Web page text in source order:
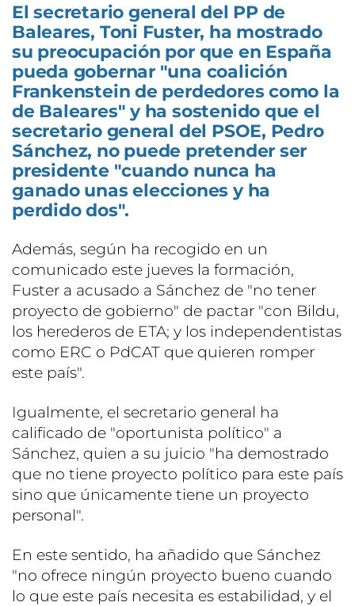
El secretario general del PP de
Baleares, Toni Fuster, ha mostrado
su preocupación por que en España
pueda gobernar "una coalición
Frankenstein de perdedores como la
de Baleares" y ha sostenido que el
secretario general del PSOE, Pedro
Sánchez, no puede pretender ser
presidente "cuando nunca ha
ganado unas elecciones y ha
perdido dos".
Además, según ha recogido en un
comunicado este jueves la formación,
Fuster a acusado a Sánchez de "no tener
proyecto de gobierno" de pactar "con Bildu,
los herederos de ETA; y los independentistas
como ERC o PdCAT que quieren romper
este país".
Igualmente, el secretario general ha
calificado de "oportunista político" a
Sánchez, quien a su juicio "ha demostrado
que no tiene proyecto político para este país
sino que únicamente tiene un proyecto
personal".
En este sentido, ha añadido que Sánchez
"no ofrece ningún proyecto bueno cuando
lo que este país necesita es estabilidad, y el